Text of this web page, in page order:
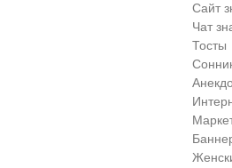
Сайт
Чат
Тосты